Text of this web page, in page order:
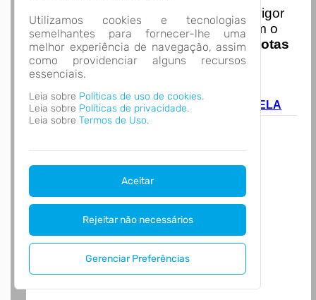
Utilizamos cookies e tecnologias
semelhantes para fornecer-lhe uma
melhor experiência de navegação, assim
como providenciar alguns recursos
essenciais.
Leia sobre Políticas de uso de cookies.
Leia sobre Políticas de privacidade.
Leia sobre Termos de Uso.
Aceitar
Rejeitar não necessários
Gerenciar Preferências
Iniciando em 01/01/2026
entra em vigor
a obrigatoriedade de integração com o
Ambiente de Dados Nacional das
Notas
de Serviço Eletrônicas
com isso
entraram em vigor
acesse o link abaixo e saiba mais.
Autoatendimento - MUNICIPIO DE ESTRELA